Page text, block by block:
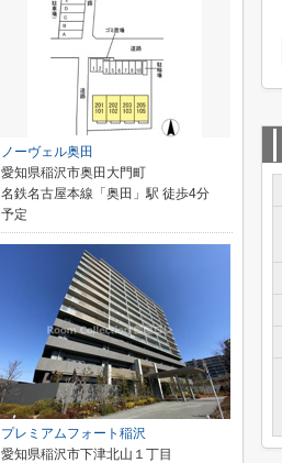
ノーヴェル奥田
愛知県稲沢市奥田大門町
名鉄名古屋本線「奥田」駅 徒歩4分
予定
プレミアムフォート稲沢
愛知県稲沢市下津北山１丁目